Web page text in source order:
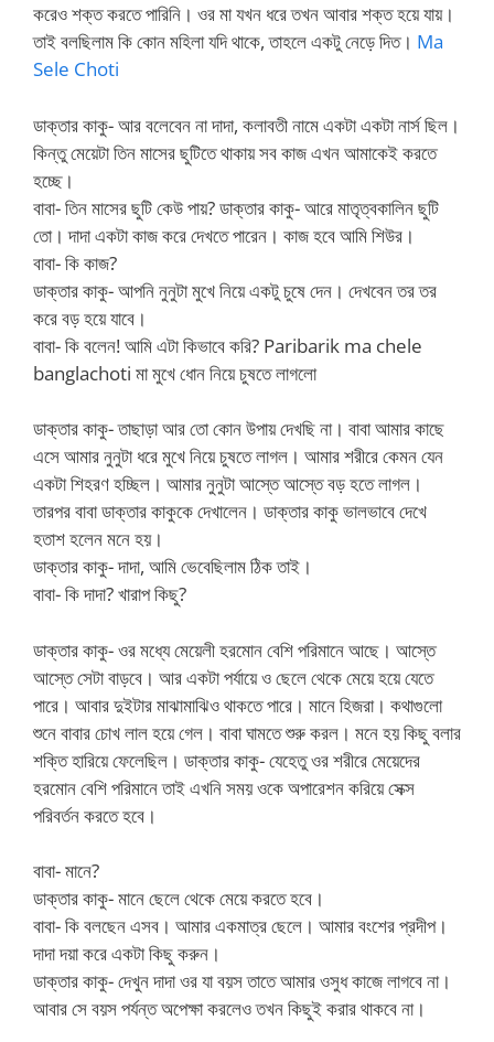
করেও শক্ত করতে পারিনি। ওর মা যখন ধরে তখন আবার শক্ত হয়ে যায়।
তাই বলছিলাম কি কোন মহিলা যদি থাকে, তাহলে একটু নেড়ে দিত। Ma
Sele Choti
ডাক্তার কাকু- আর বলেবেন না দাদা, কলাবতী নামে একটা একটা নার্স ছিল।
কিন্তু মেয়েটা তিন মাসের ছুটিতে থাকায় সব কাজ এখন আমাকেই করতে
হচ্ছে।
বাবা- তিন মাসের ছুটি কেউ পায়? ডাক্তার কাকু- আরে মাতৃত্বকালিন ছুটি
তো। দাদা একটা কাজ করে দেখতে পারেন। কাজ হবে আমি শিউর।
বাবা- কি কাজ?
ডাক্তার কাকু- আপনি নুনুটা মুখে নিয়ে একটু চুষে দেন। দেখবেন তর তর
করে বড় হয়ে যাবে।
বাবা- কি বলেন! আমি এটা কিভাবে করি? Paribarik ma chele
banglachoti মা মুখে ধোন নিয়ে চুষতে লাগলো
ডাক্তার কাকু- তাছাড়া আর তো কোন উপায় দেখছি না। বাবা আমার কাছে
এসে আমার নুনুটা ধরে মুখে নিয়ে চুষতে লাগল। আমার শরীরে কেমন যেন
একটা শিহরণ হচ্ছিল। আমার নুনুটা আস্তে আস্তে বড় হতে লাগল।
তারপর বাবা ডাক্তার কাকুকে দেখালেন। ডাক্তার কাকু ভালভাবে দেখে
হতাশ হলেন মনে হয়।
ডাক্তার কাকু- দাদা, আমি ভেবেছিলাম ঠিক তাই।
বাবা- কি দাদা? খারাপ কিছু?
ডাক্তার কাকু- ওর মধ্যে মেয়েলী হরমোন বেশি পরিমানে আছে। আস্তে
আস্তে সেটা বাড়বে। আর একটা পর্যায়ে ও ছেলে থেকে মেয়ে হয়ে যেতে
পারে। আবার দুইটার মাঝামাঝিও থাকতে পারে। মানে হিজরা। কথাগুলো
শুনে বাবার চোখ লাল হয়ে গেল। বাবা ঘামতে শুরু করল। মনে হয় কিছু বলার
শক্তি হারিয়ে ফেলেছিল। ডাক্তার কাকু- যেহেতু ওর শরীরে মেয়েদের
হরমোন বেশি পরিমানে তাই এখনি সময় ওকে অপারেশন করিয়ে সেক্স
পরিবর্তন করতে হবে।
বাবা- মানে?
ডাক্তার কাকু- মানে ছেলে থেকে মেয়ে করতে হবে।
বাবা- কি বলছেন এসব। আমার একমাত্র ছেলে। আমার বংশের প্রদীপ।
দাদা দয়া করে একটা কিছু করুন।
ডাক্তার কাকু- দেখুন দাদা ওর যা বয়স তাতে আমার ওসুধ কাজে লাগবে না।
আবার সে বয়স পর্যন্ত অপেক্ষা করলেও তখন কিছুই করার থাকবে না।